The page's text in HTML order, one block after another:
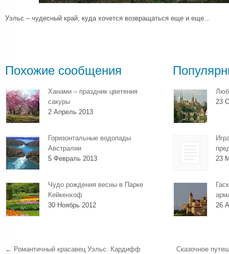
Уэльс – чудесный край, куда хочется возвращаться еще и еще…
Похожие сообщения
Ханами – праздник цветения
сакуры
2 Апрель 2013
Горизонтальные водопады
Австралии
5 Февраль 2013
Чудо рождения весны в Парке
Кейкенхоф
30 Ноябрь 2012
23
23
26
← Романтичный красавец Уэльс. Кардифф Сказочное